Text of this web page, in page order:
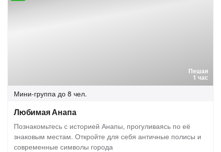
Пешая
1 час
Мини-группа до 8 чел.
Любимая Анапа
Познакомьтесь с историей Анапы, прогуливаясь по её
знаковым местам. Откройте для себя античные полисы и
современные символы города